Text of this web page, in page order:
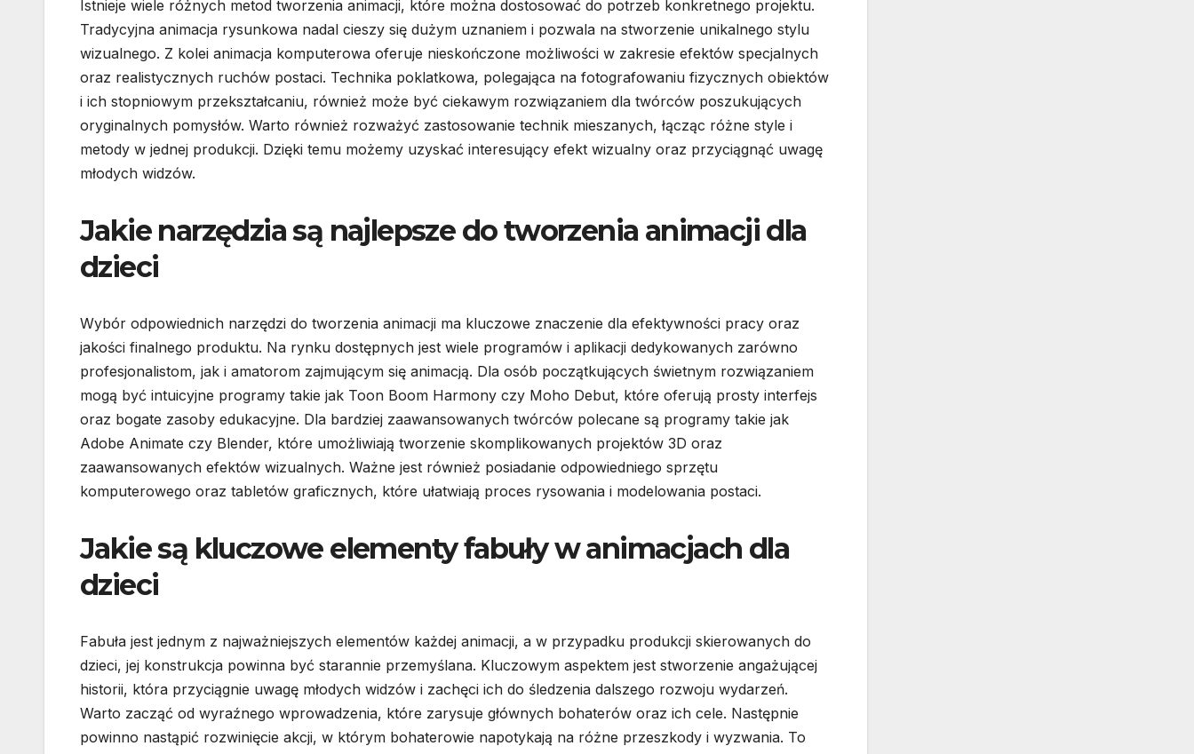
Istnieje wiele różnych metod tworzenia animacji, które można dostosować do potrzeb konkretnego projektu.
Tradycyjna animacja rysunkowa nadal cieszy się dużym uznaniem i pozwala na stworzenie unikalnego stylu
wizualnego. Z kolei animacja komputerowa oferuje nieskończone możliwości w zakresie efektów specjalnych
oraz realistycznych ruchów postaci. Technika poklatkowa, polegająca na fotografowaniu fizycznych obiektów
i ich stopniowym przekształcaniu, również może być ciekawym rozwiązaniem dla twórców poszukujących
oryginalnych pomysłów. Warto również rozważyć zastosowanie technik mieszanych, łącząc różne style i
metody w jednej produkcji. Dzięki temu możemy uzyskać interesujący efekt wizualny oraz przyciągnąć uwagę
młodych widzów.
Jakie narzędzia są najlepsze do tworzenia animacji dla
dzieci
Wybór odpowiednich narzędzi do tworzenia animacji ma kluczowe znaczenie dla efektywności pracy oraz
jakości finalnego produktu. Na rynku dostępnych jest wiele programów i aplikacji dedykowanych zarówno
profesjonalistom, jak i amatorom zajmującym się animacją. Dla osób początkujących świetnym rozwiązaniem
mogą być intuicyjne programy takie jak Toon Boom Harmony czy Moho Debut, które oferują prosty interfejs
oraz bogate zasoby edukacyjne. Dla bardziej zaawansowanych twórców polecane są programy takie jak
Adobe Animate czy Blender, które umożliwiają tworzenie skomplikowanych projektów 3D oraz
zaawansowanych efektów wizualnych. Ważne jest również posiadanie odpowiedniego sprzętu
komputerowego oraz tabletów graficznych, które ułatwiają proces rysowania i modelowania postaci.
Jakie są kluczowe elementy fabuły w animacjach dla
dzieci
Fabuła jest jednym z najważniejszych elementów każdej animacji, a w przypadku produkcji skierowanych do
dzieci, jej konstrukcja powinna być starannie przemyślana. Kluczowym aspektem jest stworzenie angażującej
historii, która przyciągnie uwagę młodych widzów i zachęci ich do śledzenia dalszego rozwoju wydarzeń.
Warto zacząć od wyraźnego wprowadzenia, które zarysuje głównych bohaterów oraz ich cele. Następnie
powinno nastąpić rozwinięcie akcji, w którym bohaterowie napotykają na różne przeszkody i wyzwania. To